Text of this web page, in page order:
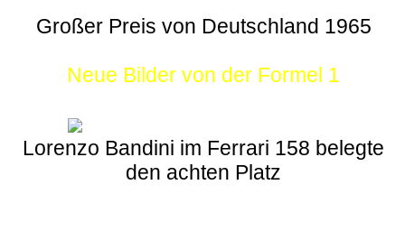
Großer Preis von Deutschland 1965
Neue Bilder von der Formel 1
Lorenzo Bandini im Ferrari 158 belegte
den achten Platz